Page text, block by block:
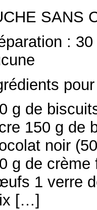
SANS
:
g de
150 g de
noir
g de
1 verre
[…]